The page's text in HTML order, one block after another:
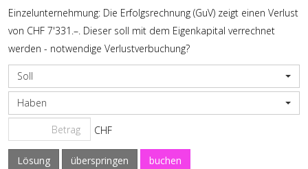
Einzelunternehmung: Die Erfolgsrechnung (GuV) zeigt einen Verlust
von CHF 7'331.–. Dieser soll mit dem Eigenkapital verrechnet
werden - notwendige Verlustverbuchung?
Soll
Haben
CHF
Lösung überspringen